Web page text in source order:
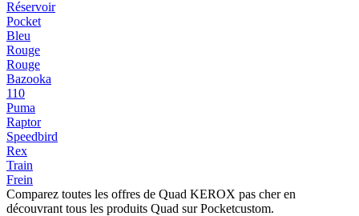
Réservoir
Pocket
Bleu
Rouge
Rouge
Bazooka
110
Puma
Raptor
Speedbird
Rex
Train
Frein
Comparez toutes les offres de Quad KEROX pas cher en
découvrant tous les produits Quad sur Pocketcustom.